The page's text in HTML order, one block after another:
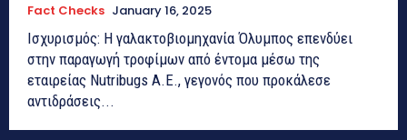
Fact Checks January 16, 2025
Ισχυρισμός: Η γαλακτοβιομηχανία Όλυμπος επενδύει
στην παραγωγή τροφίμων από έντομα μέσω της
εταιρείας Nutribugs A.E., γεγονός που προκάλεσε
αντιδράσεις...